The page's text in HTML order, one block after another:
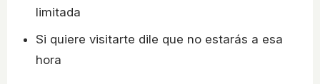
limitada
Si quiere visitarte dile que no estarás a esa
hora